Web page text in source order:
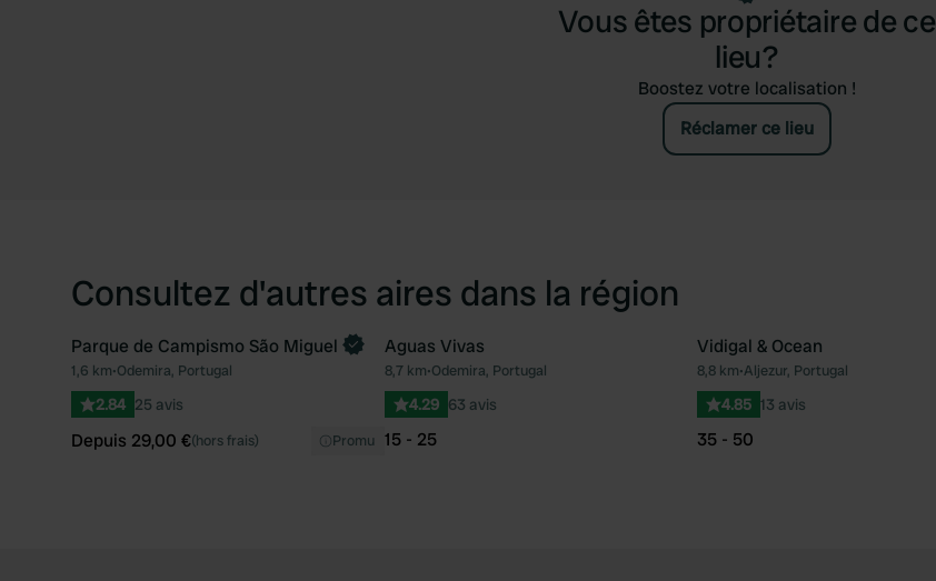
Vous êtes propriétaire de ce
lieu?
Boostez votre localisation !
Réclamer ce lieu
Consultez d'autres aires dans la région
Préféré
Reserve maintenant
Parque de Campismo São Miguel
1,6 km•Odemira, Portugal
2.84 25 avis
Depuis 29,00 €(hors frais) Promu
Préféré
Aguas Vivas
8,7 km•Odemira, Portugal
4.29 63 avis
15 - 25
Vidigal & Ocean
8,8 km•Aljezur, Portugal
4.85 13 avis
35 - 50